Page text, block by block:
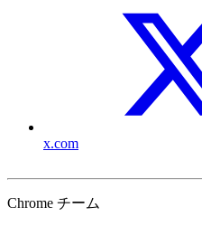
x.com
Chrome チーム